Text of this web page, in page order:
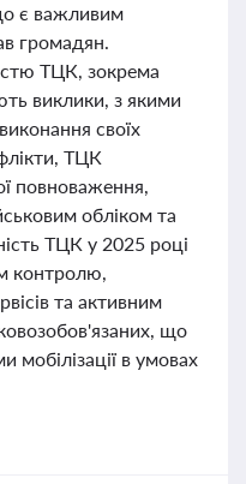
є важливим
громадян.
ТЦК, зокрема
виклики, з якими
своїх
ТЦК
повноваження,
обліком та
ТЦК у 2025 році
контролю,
та активним
що
мобілізації в умовах